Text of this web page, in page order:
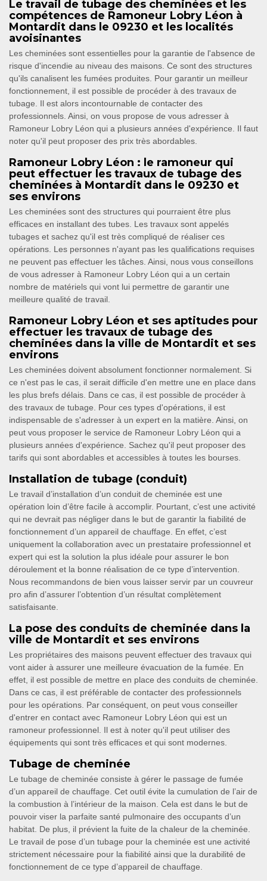
Le travail de tubage des cheminées et les
compétences de Ramoneur Lobry Léon à
Montardit dans le 09230 et les localités
avoisinantes
Les cheminées sont essentielles pour la garantie de l'absence de
risque d'incendie au niveau des maisons. Ce sont des structures
qu'ils canalisent les fumées produites. Pour garantir un meilleur
fonctionnement, il est possible de procéder à des travaux de
tubage. Il est alors incontournable de contacter des
professionnels. Ainsi, on vous propose de vous adresser à
Ramoneur Lobry Léon qui a plusieurs années d'expérience. Il faut
noter qu'il peut proposer des prix très abordables.
Ramoneur Lobry Léon : le ramoneur qui
peut effectuer les travaux de tubage des
cheminées à Montardit dans le 09230 et
ses environs
Les cheminées sont des structures qui pourraient être plus
efficaces en installant des tubes. Les travaux sont appelés
tubages et sachez qu'il est très compliqué de réaliser ces
opérations. Les personnes n'ayant pas les qualifications requises
ne peuvent pas effectuer les tâches. Ainsi, nous vous conseillons
de vous adresser à Ramoneur Lobry Léon qui a un certain
nombre de matériels qui vont lui permettre de garantir une
meilleure qualité de travail.
Ramoneur Lobry Léon et ses aptitudes pour
effectuer les travaux de tubage des
cheminées dans la ville de Montardit et ses
environs
Les cheminées doivent absolument fonctionner normalement. Si
ce n'est pas le cas, il serait difficile d'en mettre une en place dans
les plus brefs délais. Dans ce cas, il est possible de procéder à
des travaux de tubage. Pour ces types d'opérations, il est
indispensable de s'adresser à un expert en la matière. Ainsi, on
peut vous proposer le service de Ramoneur Lobry Léon qui a
plusieurs années d'expérience. Sachez qu'il peut proposer des
tarifs qui sont abordables et accessibles à toutes les bourses.
Installation de tubage (conduit)
Le travail d’installation d’un conduit de cheminée est une
opération loin d’être facile à accomplir. Pourtant, c’est une activité
qui ne devrait pas négliger dans le but de garantir la fiabilité de
fonctionnement d’un appareil de chauffage. En effet, c’est
uniquement la collaboration avec un prestataire professionnel et
expert qui est la solution la plus idéale pour assurer le bon
déroulement et la bonne réalisation de ce type d’intervention.
Nous recommandons de bien vous laisser servir par un couvreur
pro afin d’assurer l’obtention d’un résultat complètement
satisfaisante.
La pose des conduits de cheminée dans la
ville de Montardit et ses environs
Les propriétaires des maisons peuvent effectuer des travaux qui
vont aider à assurer une meilleure évacuation de la fumée. En
effet, il est possible de mettre en place des conduits de cheminée.
Dans ce cas, il est préférable de contacter des professionnels
pour les opérations. Par conséquent, on peut vous conseiller
d'entrer en contact avec Ramoneur Lobry Léon qui est un
ramoneur professionnel. Il est à noter qu'il peut utiliser des
équipements qui sont très efficaces et qui sont modernes.
Tubage de cheminée
Le tubage de cheminée consiste à gérer le passage de fumée
d’un appareil de chauffage. Cet outil évite la cumulation de l’air de
la combustion à l’intérieur de la maison. Cela est dans le but de
pouvoir viser la parfaite santé pulmonaire des occupants d’un
habitat. De plus, il prévient la fuite de la chaleur de la cheminée.
Le travail de pose d’un tubage pour la cheminée est une activité
strictement nécessaire pour la fiabilité ainsi que la durabilité de
fonctionnement de ce type d’appareil de chauffage.